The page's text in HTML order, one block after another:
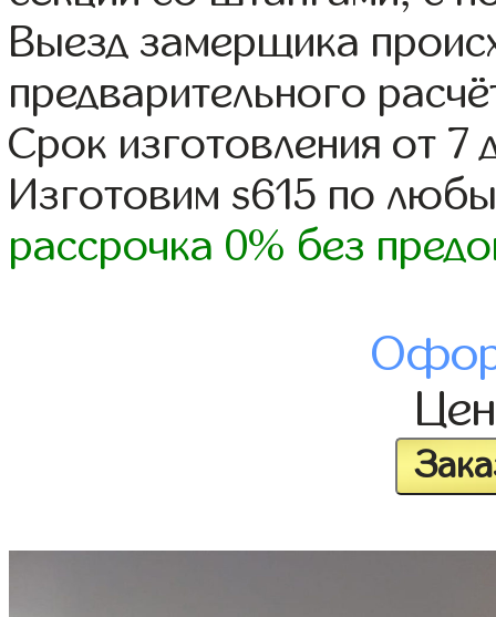
Выезд замерщика
предварительного
Срок изготовления от 7
Изготовим s615 по
рассрочка 0% без